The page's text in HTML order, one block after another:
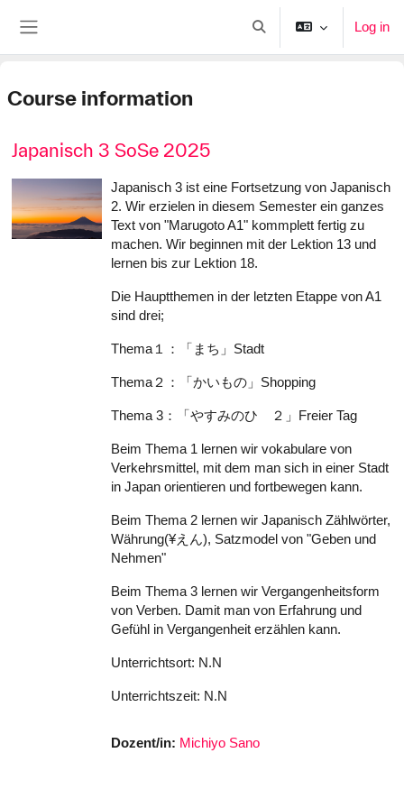
Toggle search input
Log in
Course information
Japanisch 3 SoSe 2025
Japanisch 3 ist eine Fortsetzung von Japanisch
2. Wir erzielen in diesem Semester ein ganzes
Text von "Marugoto A1" kommplett fertig zu
machen. Wir beginnen mit der Lektion 13 und
lernen bis zur Lektion 18.
Die Hauptthemen in der letzten Etappe von A1
sind drei;
Thema１：「まち」Stadt
Thema２：「かいもの」Shopping
Thema 3：「やすみのひ ２」Freier Tag
Beim Thema 1 lernen wir vokabulare von
Verkehrsmittel, mit dem man sich in einer Stadt
in Japan orientieren und fortbewegen kann.
Beim Thema 2 lernen wir Japanisch Zählwörter,
Währung(¥えん), Satzmodel von "Geben und
Nehmen"
Beim Thema 3 lernen wir Vergangenheitsform
von Verben. Damit man von Erfahrung und
Gefühl in Vergangenheit erzählen kann.
Unterrichtsort: N.N
Unterrichtszeit: N.N
Dozent/in: Michiyo Sano